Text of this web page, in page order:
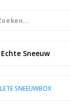
Echte Sneeuw
SNEEUWBOX